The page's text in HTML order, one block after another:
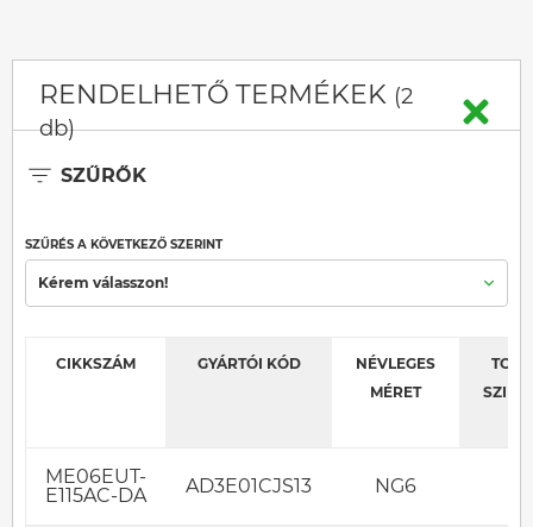
RENDELHETŐ TERMÉKEK (2
db)
SZŰRŐK
SZŰRÉS A KÖVETKEZŐ SZERINT
Kérem válasszon!
CIKKSZÁM GYÁRTÓI KÓD
NÉVLEGES
MÉRET
ME06EUT-
E115AC-DA
AD3E01CJS13 NG6